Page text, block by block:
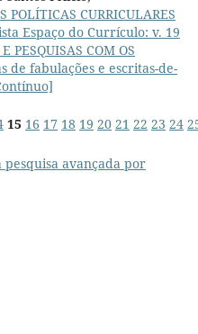
POLÍTICAS CURRICULARES
Espaço do Currículo: v. 19
PESQUISAS COM OS
de fabulações e escritas-de-
15 16 17 18 19 20 21 22 23 24
avançada por